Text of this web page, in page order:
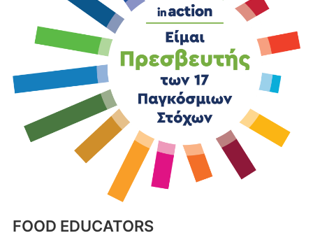
FOOD EDUCATORS